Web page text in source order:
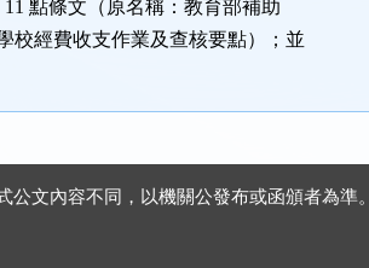
點條文（原名稱：教育部補助
校經費收支作業及查核要點）；並
文內容不同，以機關公發布或函頒者為準。